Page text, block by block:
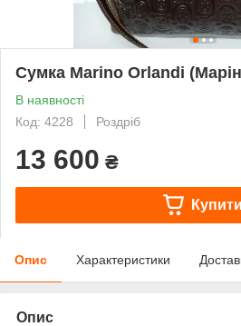
Сумка Marino Orlandi
В наявності
Код: 4228
Роздріб
13 600 ₴
Купити
Опис Характеристики
Опис